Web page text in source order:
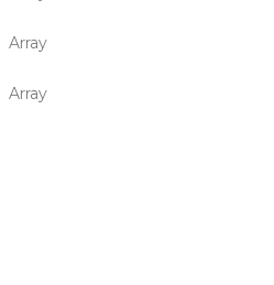
Array
Array